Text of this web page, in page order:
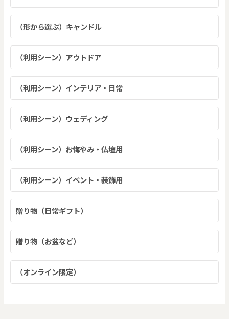
（形から選ぶ）キャンドル
（利用シーン）アウトドア
（利用シーン）インテリア・日常
（利用シーン）ウェディング
（利用シーン）お悔やみ・仏壇用
（利用シーン）イベント・装飾用
贈り物（日常ギフト）
贈り物（お盆など）
（オンライン限定）